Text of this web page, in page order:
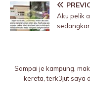
Aku pelik
Sampai je kampung,
kereta, terk3jut saya